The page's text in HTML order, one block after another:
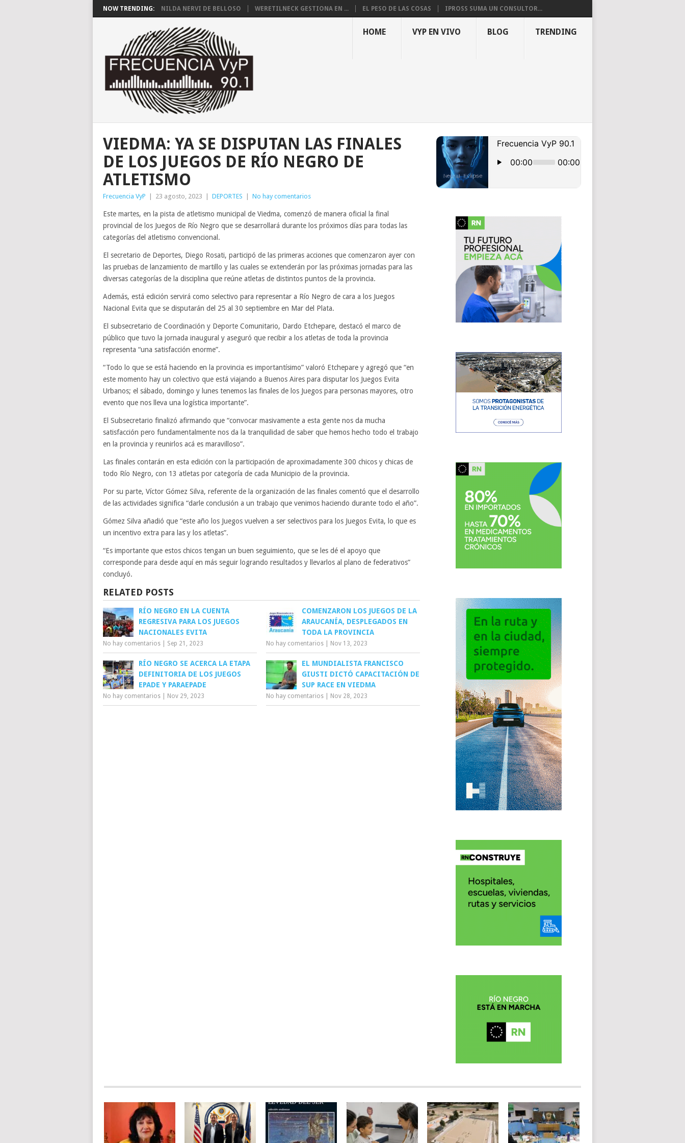
NOW TRENDING: NILDA NERVI DE BELLOSO WERETILNECK GESTIONA EN ... EL PESO DE LAS COSAS IPROSS SUMA UN CONSULTOR...
HOME VYP EN VIVO BLOG TRENDING
VIEDMA: YA SE DISPUTAN LAS FINALES
DE LOS JUEGOS DE RÍO NEGRO DE
ATLETISMO
Frecuencia VyP 23 agosto, 2023 DEPORTES No hay comentarios
Este martes, en la pista de atletismo municipal de Viedma, comenzó de manera oficial la final
provincial de los Juegos de Río Negro que se desarrollará durante los próximos días para todas las
categorías del atletismo convencional.
El secretario de Deportes, Diego Rosati, participó de las primeras acciones que comenzaron ayer con
las pruebas de lanzamiento de martillo y las cuales se extenderán por las próximas jornadas para las
diversas categorías de la disciplina que reúne atletas de distintos puntos de la provincia.
Además, está edición servirá como selectivo para representar a Río Negro de cara a los Juegos
Nacional Evita que se disputarán del 25 al 30 septiembre en Mar del Plata.
El subsecretario de Coordinación y Deporte Comunitario, Dardo Etchepare, destacó el marco de
público que tuvo la jornada inaugural y aseguró que recibir a los atletas de toda la provincia
representa “una satisfacción enorme”.
“Todo lo que se está haciendo en la provincia es importantísimo” valoró Etchepare y agregó que “en
este momento hay un colectivo que está viajando a Buenos Aires para disputar los Juegos Evita
Urbanos; el sábado, domingo y lunes tenemos las finales de los Juegos para personas mayores, otro
evento que nos lleva una logística importante”.
El Subsecretario finalizó afirmando que “convocar masivamente a esta gente nos da mucha
satisfacción pero fundamentalmente nos da la tranquilidad de saber que hemos hecho todo el trabajo
en la provincia y reunirlos acá es maravilloso”.
Las finales contarán en esta edición con la participación de aproximadamente 300 chicos y chicas de
todo Río Negro, con 13 atletas por categoría de cada Municipio de la provincia.
Por su parte, Víctor Gómez Silva, referente de la organización de las finales comentó que el desarrollo
de las actividades significa “darle conclusión a un trabajo que venimos haciendo durante todo el año”.
Gómez Silva añadió que “este año los Juegos vuelven a ser selectivos para los Juegos Evita, lo que es
un incentivo extra para las y los atletas”.
“Es importante que estos chicos tengan un buen seguimiento, que se les dé el apoyo que
corresponde para desde aquí en más seguir logrando resultados y llevarlos al plano de federativos”
concluyó.
RELATED POSTS
RÍO NEGRO EN LA CUENTA
REGRESIVA PARA LOS JUEGOS
NACIONALES EVITA
No hay comentarios Sep 21, 2023
COMENZARON LOS JUEGOS DE LA
ARAUCANÍA, DESPLEGADOS EN
TODA LA PROVINCIA
No hay comentarios Nov 13, 2023
RÍO NEGRO SE ACERCA LA ETAPA
DEFINITORIA DE LOS JUEGOS
EPADE Y PARAEPADE
No hay comentarios Nov 29, 2023
EL MUNDIALISTA FRANCISCO
GIUSTI DICTÓ CAPACITACIÓN DE
SUP RACE EN VIEDMA
No hay comentarios Nov 28, 2023